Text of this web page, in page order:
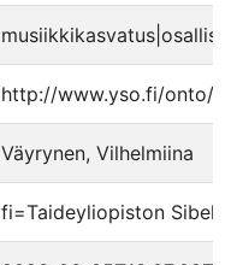
http://www.yso.fi/onto/
Väyrynen, Vilhelmiina
fi=Taideyliopiston